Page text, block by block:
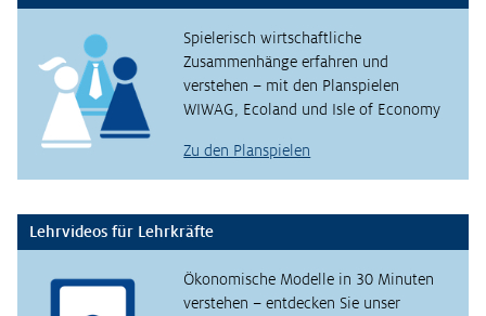
Spielerisch wirtschaftliche
Zusammenhänge erfahren und
verstehen – mit den Planspielen
WIWAG, Ecoland und Isle of Economy
Zu den Planspielen
Lehrvideos für Lehrkräfte
Ökonomische Modelle in 30 Minuten
verstehen – entdecken Sie unser